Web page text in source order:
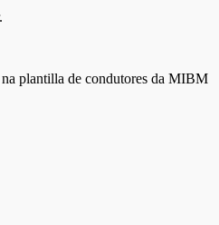
na plantilla de condutores da MIBM